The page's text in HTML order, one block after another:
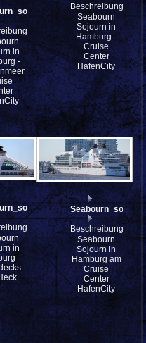
in
-
Beschreibung:
Seabourn
Sojourn in
Hamburg -
Cruise
Center
HafenCity
in
-
Beschreibung:
Seabourn
Sojourn in
Hamburg am
Cruise
Center
HafenCity